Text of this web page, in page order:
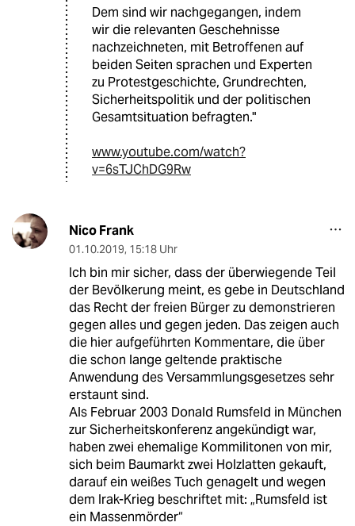
Dem sind wir nachgegangen, indem
wir die relevanten Geschehnisse
nachzeichneten, mit Betroffenen auf
beiden Seiten sprachen und Experten
zu Protestgeschichte, Grundrechten,
Sicherheitspolitik und der politischen
Gesamtsituation befragten."
www.youtube.com/watch?
v=6sTJChDG9Rw
Nico Frank
01.10.2019, 15:18 Uhr
Ich bin mir sicher, dass der überwiegende Teil
der Bevölkerung meint, es gebe in Deutschland
das Recht der freien Bürger zu demonstrieren
gegen alles und gegen jeden. Das zeigen auch
die hier aufgeführten Kommentare, die über
die schon lange geltende praktische
Anwendung des Versammlungsgesetzes sehr
erstaunt sind.
Als Februar 2003 Donald Rumsfeld in München
zur Sicherheitskonferenz angekündigt war,
haben zwei ehemalige Kommilitonen von mir,
sich beim Baumarkt zwei Holzlatten gekauft,
darauf ein weißes Tuch genagelt und wegen
dem Irak-Krieg beschriftet mit: „Rumsfeld ist
ein Massenmörder“